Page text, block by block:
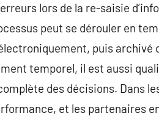
lors de la re-saisie
peut se dérouler en
puis archivé
temporel, il est aussi
des décisions. Dans
et les partenaires